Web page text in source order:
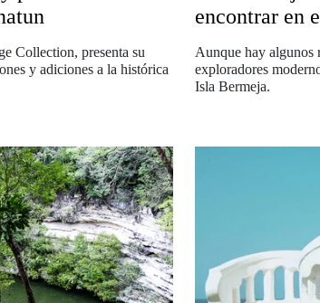
Collection, presenta su
y adiciones a la histórica
encontrar en
Aunque hay algunos
exploradores
Isla Bermeja.